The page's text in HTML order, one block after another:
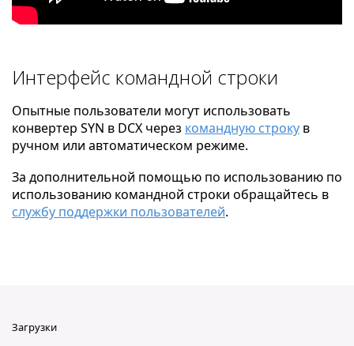
Интерфейс командной строки
Опытные пользователи могут использовать
конвертер SYN в DCX через командную строку в
ручном или автоматическом режиме.
За дополнительной помощью по использованию по
использованию командной строки обращайтесь в
службу поддержки пользователей.
Загрузки